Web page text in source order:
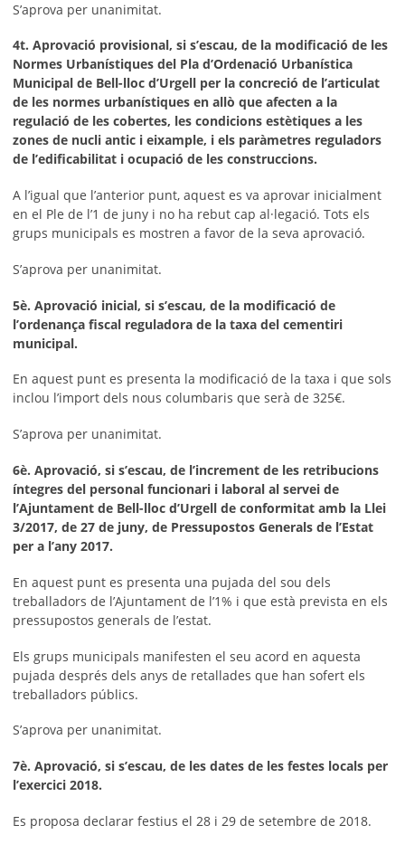
S’aprova per unanimitat.
4t. Aprovació provisional, si s’escau, de la modificació de les
Normes Urbanístiques del Pla d’Ordenació Urbanística
Municipal de Bell-lloc d’Urgell per la concreció de l’articulat
de les normes urbanístiques en allò que afecten a la
regulació de les cobertes, les condicions estètiques a les
zones de nucli antic i eixample, i els paràmetres reguladors
de l’edificabilitat i ocupació de les construccions.
A l’igual que l’anterior punt, aquest es va aprovar inicialment
en el Ple de l’1 de juny i no ha rebut cap al·legació. Tots els
grups municipals es mostren a favor de la seva aprovació.
S’aprova per unanimitat.
5è. Aprovació inicial, si s’escau, de la modificació de
l’ordenança fiscal reguladora de la taxa del cementiri
municipal.
En aquest punt es presenta la modificació de la taxa i que sols
inclou l’import dels nous columbaris que serà de 325€.
S’aprova per unanimitat.
6è. Aprovació, si s’escau, de l’increment de les retribucions
íntegres del personal funcionari i laboral al servei de
l’Ajuntament de Bell-lloc d’Urgell de conformitat amb la Llei
3/2017, de 27 de juny, de Pressupostos Generals de l’Estat
per a l’any 2017.
En aquest punt es presenta una pujada del sou dels
treballadors de l’Ajuntament de l’1% i que està prevista en els
pressupostos generals de l’estat.
Els grups municipals manifesten el seu acord en aquesta
pujada després dels anys de retallades que han sofert els
treballadors públics.
S’aprova per unanimitat.
7è. Aprovació, si s’escau, de les dates de les festes locals per
l’exercici 2018.
Es proposa declarar festius el 28 i 29 de setembre de 2018.